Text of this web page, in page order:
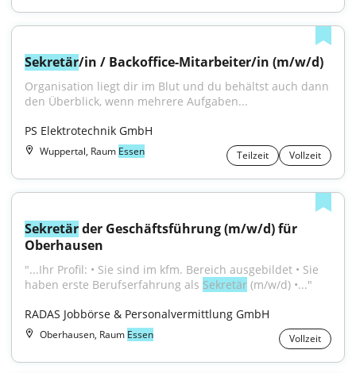
Sekretär/in / Backoffice-Mitarbeiter/in (m/w/d)
Organisation liegt dir im Blut und du behältst auch dann
den Überblick, wenn mehrere Aufgaben...
PS Elektrotechnik GmbH
Wuppertal, Raum Essen Teilzeit Vollzeit
Sekretär der Geschäftsführung (m/w/d) für
Oberhausen
"...Ihr Profil: • Sie sind im kfm. Bereich ausgebildet • Sie
haben erste Berufserfahrung als Sekretär (m/w/d) •..."
RADAS Jobbörse & Personalvermittlung GmbH
Oberhausen, Raum Essen Vollzeit